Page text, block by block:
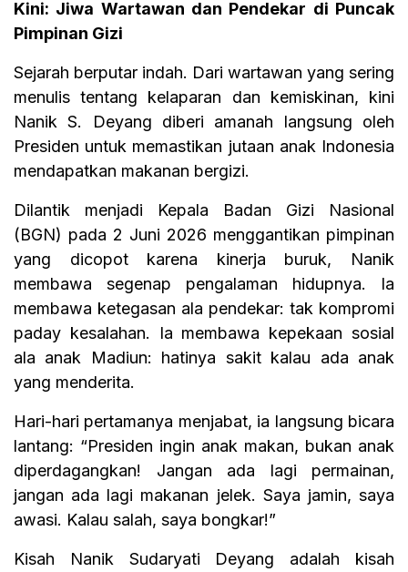
Kini: Jiwa Wartawan dan Pendekar di Puncak
Pimpinan Gizi
Sejarah berputar indah. Dari wartawan yang sering
menulis tentang kelaparan dan kemiskinan, kini
Nanik S. Deyang diberi amanah langsung oleh
Presiden untuk memastikan jutaan anak Indonesia
mendapatkan makanan bergizi.
Dilantik menjadi Kepala Badan Gizi Nasional
(BGN) pada 2 Juni 2026 menggantikan pimpinan
yang dicopot karena kinerja buruk, Nanik
membawa segenap pengalaman hidupnya. Ia
membawa ketegasan ala pendekar: tak kompromi
paday kesalahan. Ia membawa kepekaan sosial
ala anak Madiun: hatinya sakit kalau ada anak
yang menderita.
Hari-hari pertamanya menjabat, ia langsung bicara
lantang: “Presiden ingin anak makan, bukan anak
diperdagangkan! Jangan ada lagi permainan,
jangan ada lagi makanan jelek. Saya jamin, saya
awasi. Kalau salah, saya bongkar!”
Kisah Nanik Sudaryati Deyang adalah kisah